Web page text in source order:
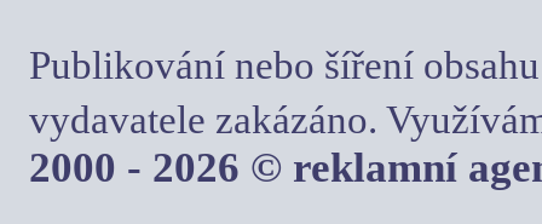
Publikování nebo šíření
vydavatele zakázáno.
2000 - 2026 © reklamní